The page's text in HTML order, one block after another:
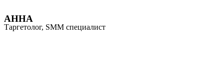
АННА
Таргетолог, SMM специалист